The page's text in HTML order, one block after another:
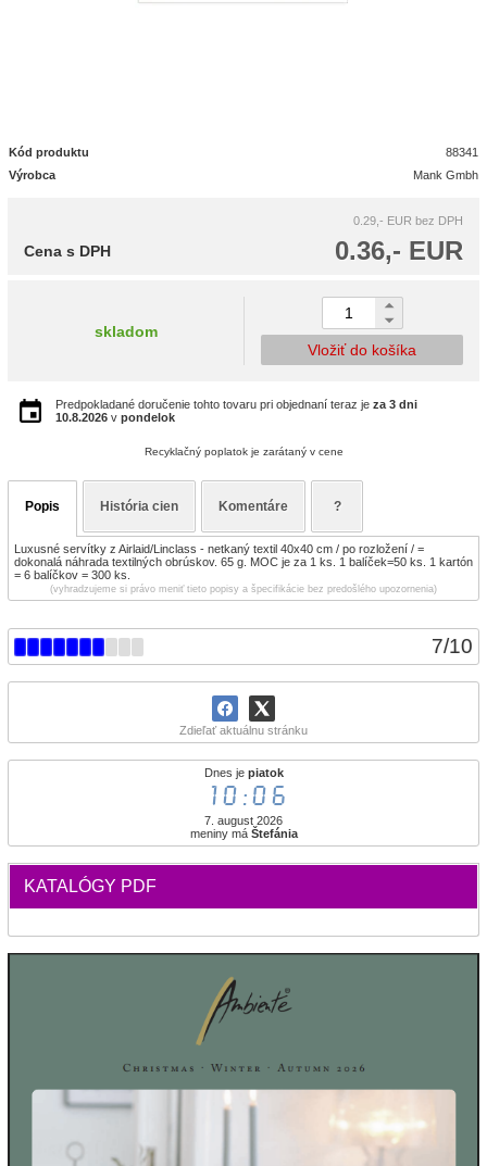
7/10
Zdieľať aktuálnu stránku
Dnes je piatok
10:06
7. august 2026
meniny má Štefánia
KATALÓGY PDF
Kód produktu
88341
Výrobca
Mank Gmbh
0.29,- EUR bez DPH
0.36,- EUR
Cena s DPH
skladom
Vložiť do košíka
Predpokladané doručenie tohto tovaru pri objednaní teraz je za 3 dni
10.8.2026 v pondelok
Recyklačný poplatok je zarátaný v cene
Popis História cien Komentáre ?
Luxusné servítky z Airlaid/Linclass - netkaný textil 40x40 cm / po rozložení / =
dokonalá náhrada textilných obrúskov. 65 g. MOC je za 1 ks. 1 balíček=50 ks. 1 kartón
= 6 balíčkov = 300 ks.
(vyhradzujeme si právo meniť tieto popisy a špecifikácie bez predošlého upozornenia)